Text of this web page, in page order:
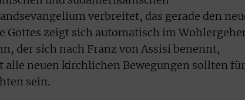
verbreitet, das gerade den
Gottes zeigt sich automatisch im
der sich nach Franz von Assisi benennt,
neuen kirchlichen Bewegungen sollten für
sein.